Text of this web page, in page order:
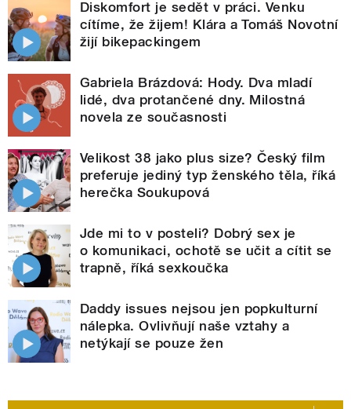
Diskomfort je sedět v práci. Venku
cítíme, že žijem! Klára a Tomáš Novotní
žijí bikepackingem
Gabriela Brázdová: Hody. Dva mladí
lidé, dva protančené dny. Milostná
novela ze současnosti
Velikost 38 jako plus size? Český film
preferuje jediný typ ženského těla, říká
herečka Soukupová
Jde mi to v posteli? Dobrý sex je
o komunikaci, ochotě se učit a cítit se
trapně, říká sexkoučka
Daddy issues nejsou jen popkulturní
nálepka. Ovlivňují naše vztahy a
netýkají se pouze žen